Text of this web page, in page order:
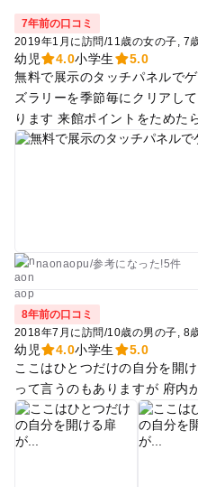
7年前の口コミ
2019年1月に訪問/11歳の女の子 7
幼児 4.0小学生
5.0
無料で展示のタッチパネルで
ズラリーを季節毎にクリアし
ります 来館ポイントをためた
ないですが、短時間なら路上
naonaopu/参考に なった!5件
8年前の口コミ
2018年7月に訪問/10歳の男の子 8
幼児 4.0小学生
5.0
ここはひとつだけの自分を開
って言うのもありますが 府内